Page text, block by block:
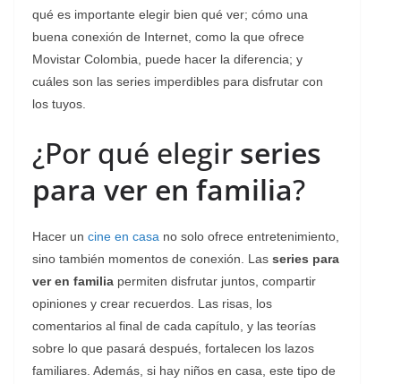
qué es importante elegir bien qué ver; cómo una
buena conexión de Internet, como la que ofrece
Movistar Colombia, puede hacer la diferencia; y
cuáles son las series imperdibles para disfrutar con
los tuyos.
¿Por qué elegir series
para ver en familia?
Hacer un cine en casa no solo ofrece entretenimiento,
sino también momentos de conexión. Las series para
ver en familia permiten disfrutar juntos, compartir
opiniones y crear recuerdos. Las risas, los
comentarios al final de cada capítulo, y las teorías
sobre lo que pasará después, fortalecen los lazos
familiares. Además, si hay niños en casa, este tipo de